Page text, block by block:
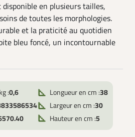
en plusieurs tailles,
de toutes les morphologies.
et la praticité au quotidien
bleu foncé, un incontournable
:0,6
Longueur en cm :38
Largeur en cm :30
Hauteur en cm :5